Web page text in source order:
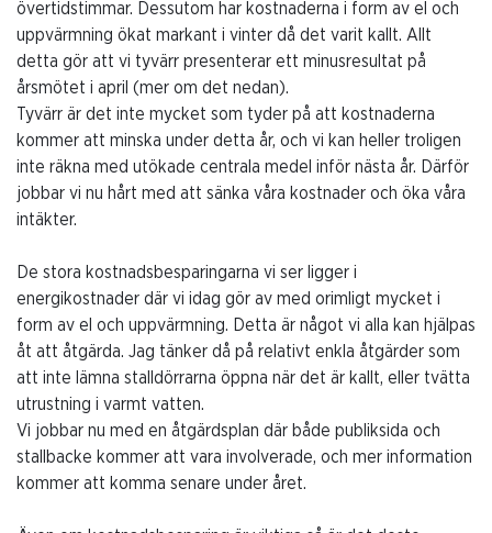
övertidstimmar. Dessutom har kostnaderna i form av el och
uppvärmning ökat markant i vinter då det varit kallt. Allt
detta gör att vi tyvärr presenterar ett minusresultat på
årsmötet i april (mer om det nedan).
Tyvärr är det inte mycket som tyder på att kostnaderna
kommer att minska under detta år, och vi kan heller troligen
inte räkna med utökade centrala medel inför nästa år. Därför
jobbar vi nu hårt med att sänka våra kostnader och öka våra
intäkter.
De stora kostnadsbesparingarna vi ser ligger i
energikostnader där vi idag gör av med orimligt mycket i
form av el och uppvärmning. Detta är något vi alla kan hjälpas
åt att åtgärda. Jag tänker då på relativt enkla åtgärder som
att inte lämna stalldörrarna öppna när det är kallt, eller tvätta
utrustning i varmt vatten.
Vi jobbar nu med en åtgärdsplan där både publiksida och
stallbacke kommer att vara involverade, och mer information
kommer att komma senare under året.